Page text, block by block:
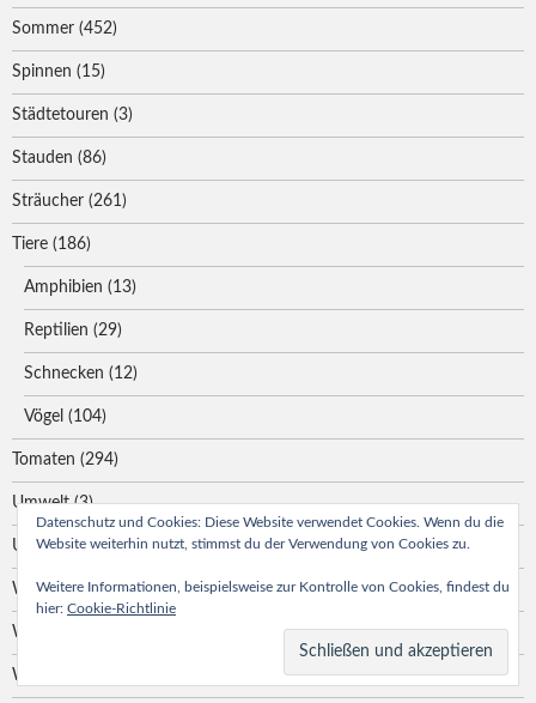
Sommer (452)
Spinnen (15)
Städtetouren (3)
Stauden (86)
Sträucher (261)
Tiere (186)
Amphibien (13)
Reptilien (29)
Schnecken (12)
Vögel (104)
Tomaten (294)
Umwelt(3)
Unwetter(25)
Waldbrand(1)
Wasserpflanzen
Wildpflanzen
Datenschutz und Cookies: Diese Website verwendet Cookies. Wenn du die
Website weiterhin nutzt, stimmst du der Verwendung von Cookies zu.
Weitere Informationen, beispielsweise zur Kontrolle von Cookies, findest du
hier: Cookie-Richtlinie